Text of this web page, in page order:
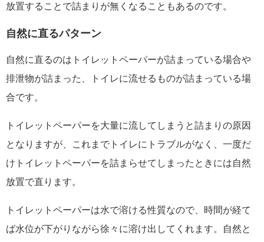
放置することで詰まりが無くなることもあるのです。
自然に直るパターン
自然に直るのはトイレットペーパーが詰まっている場合や
排泄物が詰まった、トイレに流せるものが詰まっている場
合です。
トイレットペーパーを大量に流してしまうと詰まりの原因
となりますが、これまでトイレにトラブルがなく、一度だ
けトイレットペーパーを詰まらせてしまったときには自然
放置で直ります。
トイレットペーパーは水で溶ける性質なので、時間が経て
ば水位が下がりながら徐々に溶け出してくれます。自然と